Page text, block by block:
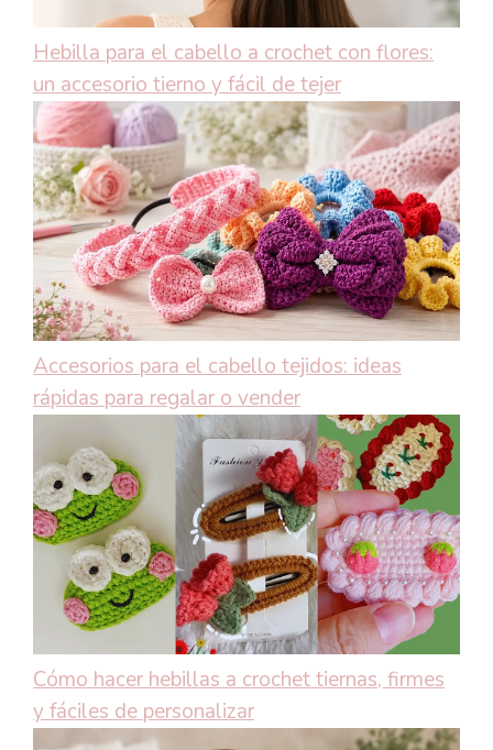
Hebilla para el cabello a crochet con flores:
un accesorio tierno y fácil de tejer
Accesorios para el cabello tejidos: ideas
rápidas para regalar o vender
Cómo hacer hebillas a crochet tiernas, firmes
y fáciles de personalizar